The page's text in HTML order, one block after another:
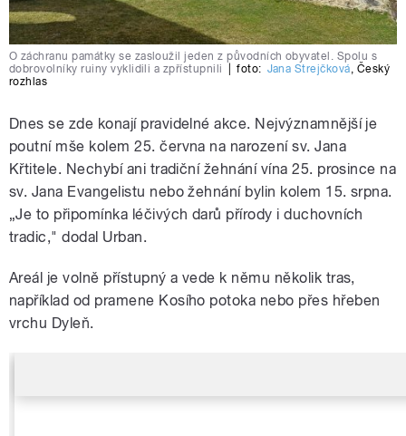
O záchranu památky se zasloužil jeden z původních obyvatel. Spolu s
dobrovolníky ruiny vyklidili a zpřístupnili
foto: Jana Strejčková, Český
rozhlas
Dnes se zde konají pravidelné akce. Nejvýznamnější je
poutní mše kolem 25. června na narození sv. Jana
Křtitele. Nechybí ani tradiční žehnání vína 25. prosince na
sv. Jana Evangelistu nebo žehnání bylin kolem 15. srpna.
„Je to připomínka léčivých darů přírody i duchovních
tradic," dodal Urban.
Areál je volně přístupný a vede k němu několik tras,
například od pramene Kosího potoka nebo přes hřeben
vrchu Dyleň.